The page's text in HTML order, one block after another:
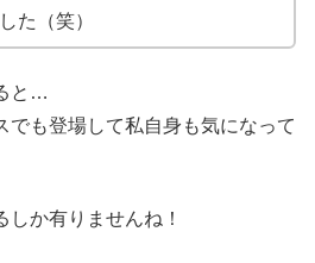
た（笑）
と…
でも登場して私自身も気になって
しか有りませんね！